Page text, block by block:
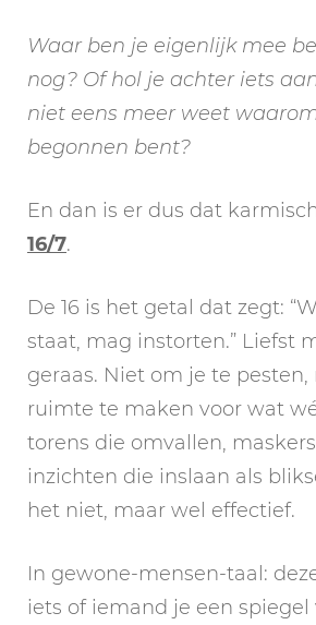
Waar ben je eigenlijk mee
nog? Of hol je achter iets
niet eens meer weet
begonnen bent?
En dan is er dus dat
16/7.
De 16 is het getal dat zegt:
staat, mag instorten.” Liefst
geraas. Niet om je te
ruimte te maken voor wat
torens die omvallen,
inzichten die inslaan als
het niet, maar wel effectief.
In gewone-mensen-taal:
iets of iemand je een spiegel